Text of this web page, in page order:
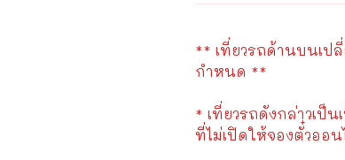
** เที่ยวรถด้านบนเป
กำหนด **
* เที่ยวรถดังกล่าวเป็
ที่ไม่เปิดให้จองตั๋วออ